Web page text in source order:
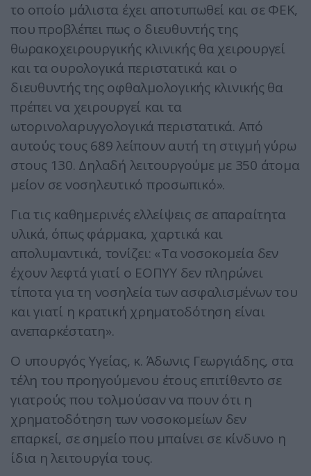
το οποίο μάλιστα έχει αποτυπωθεί και σε ΦΕΚ,
που προβλέπει πως ο διευθυντής της
θωρακοχειρουργικής κλινικής θα χειρουργεί
και τα ουρολογικά περιστατικά και ο
διευθυντής της οφθαλμολογικής κλινικής θα
πρέπει να χειρουργεί και τα
ωτορινολαρυγγολογικά περιστατικά. Από
αυτούς τους 689 λείπουν αυτή τη στιγμή γύρω
στους 130. Δηλαδή λειτουργούμε με 350 άτομα
μείον σε νοσηλευτικό προσωπικό».
Για τις καθημερινές ελλείψεις σε απαραίτητα
υλικά, όπως φάρμακα, χαρτικά και
απολυμαντικά, τονίζει: «Τα νοσοκομεία δεν
έχουν λεφτά γιατί ο ΕΟΠΥΥ δεν πληρώνει
τίποτα για τη νοσηλεία των ασφαλισμένων του
και γιατί η κρατική χρηματοδότηση είναι
ανεπαρκέστατη».
Ο υπουργός Υγείας, κ. Άδωνις Γεωργιάδης, στα
τέλη του προηγούμενου έτους επιτίθεντο σε
γιατρούς που τολμούσαν να πουν ότι η
χρηματοδότηση των νοσοκομείων δεν
επαρκεί, σε σημείο που μπαίνει σε κίνδυνο η
ίδια η λειτουργία τους.